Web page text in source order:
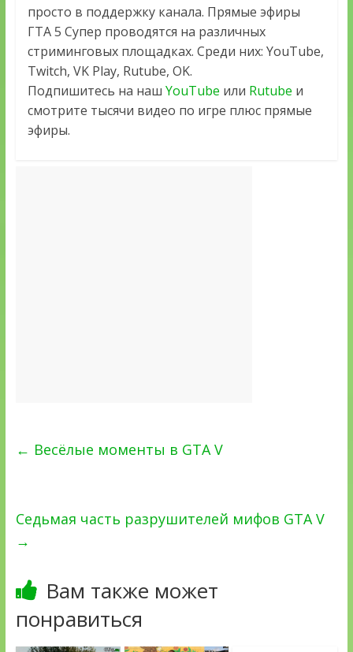
просто в поддержку канала. Прямые эфиры
ГТА 5 Супер проводятся на различных
стриминговых площадках. Среди них: YouTube,
Twitch, VK Play, Rutube, OK.
Подпишитесь на наш YouTube или Rutube и
смотрите тысячи видео по игре плюс прямые
эфиры.
← Весёлые моменты в GTA V
Седьмая часть разрушителей мифов GTA V
→
Вам также может
понравиться